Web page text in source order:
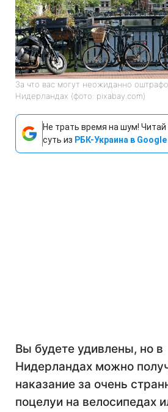
За что вас могут неожиданно
Нидерландах (фото: pixabay.com)
Не трать время на шум! Читай
суть из РБК-Украина в Google
Вы будете удивлены, но в
Нидерландах можно
наказание за очень
поцелуи на велосипедах